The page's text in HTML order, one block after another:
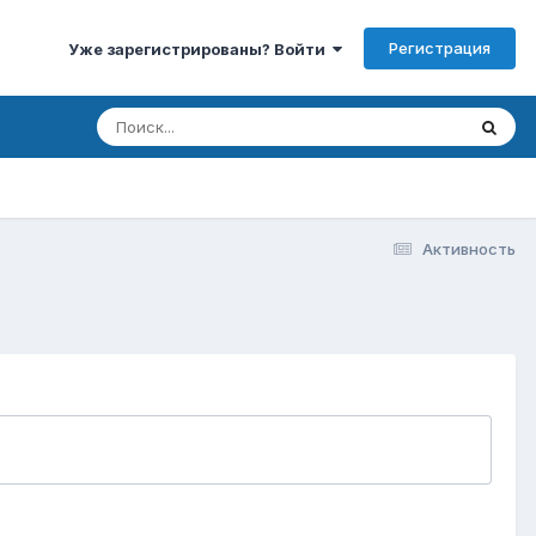
Уже зарегистрированы? Войти Регистрация
Активность